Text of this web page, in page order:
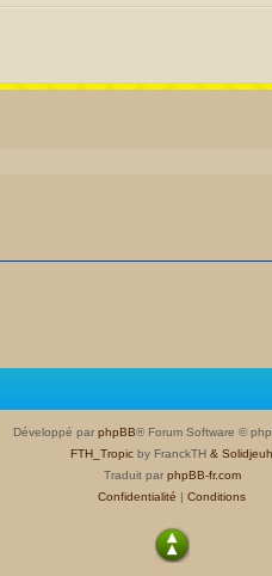
Développé par phpBB® Forum Software ©
FTH_Tropic by FranckTH & Solidjeuh
Traduit par phpBB-fr.com
Confidentialité | Conditions